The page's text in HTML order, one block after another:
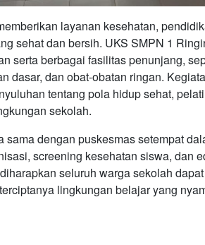
layanan kesehatan,
sehat dan bersih. UKS SMPN 1
serta berbagai fasilitas penunjang,
dasar, dan obat-obatan ringan.
tentang pola hidup sehat,
sekolah.
sama dengan puskesmas setempat
screening kesehatan siswa, dan
seluruh warga sekolah
lingkungan belajar yang